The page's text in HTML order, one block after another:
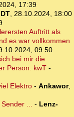
17:39
DT, 28.10.2024, 18:00
Auftritt als
es war vollkommen
09:50
bei mir die
Person. kwT -
Elektro- Ankawor,
... - Lenz-